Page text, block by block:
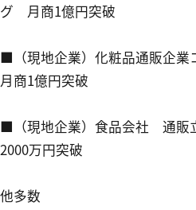
グ 月商1億円突破
■（現地企業）化粧品通販企業
月商1億円突破
■（現地企業）食品会社 通販
2000万円突破
他多数